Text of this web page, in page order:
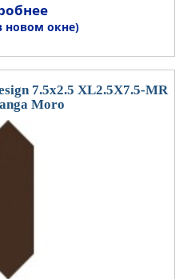
новом окне)
7.5x2.5 XL2.5X7.5-MR
Moro